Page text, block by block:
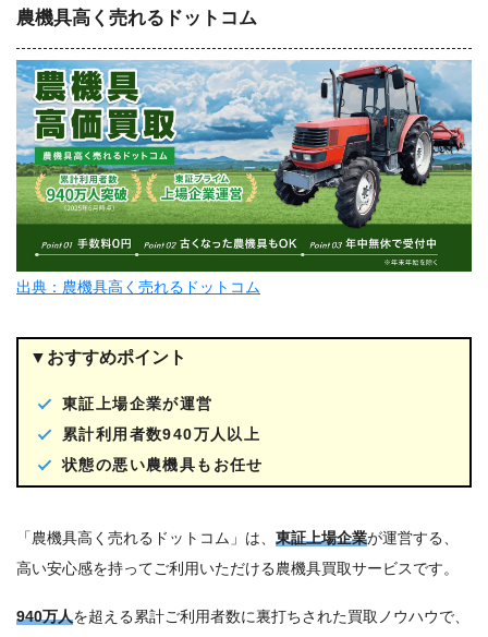
農機具高く売れるドットコム
出典：農機具高く売れるドットコム
▼おすすめポイント
東証上場企業が運営
累計利用者数940万人以上
状態の悪い農機具もお任せ
「農機具高く売れるドットコム」は、 東証上場企業が運営する、
高い安心感を持ってご利用いただける農機具買取サービスです。
940万人を超える累計ご利用者数に裏打ちされた買取ノウハウで、